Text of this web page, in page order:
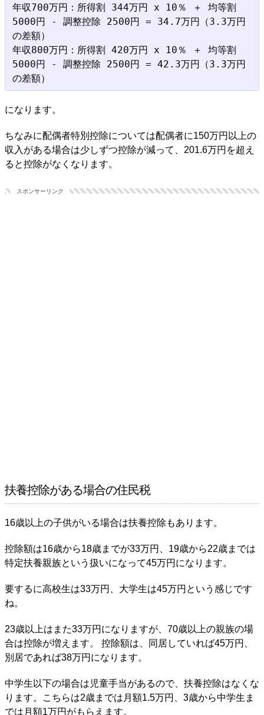
年収700万円：所得割 344万円 x 10％ ＋ 均等割
5000円 - 調整控除 2500円 = 34.7万円（3.3万円
の差額）
年収800万円：所得割 420万円 x 10％ ＋ 均等割
5000円 - 調整控除 2500円 = 42.3万円（3.3万円
になります。
ちなみに配偶者特別控除については配偶者に150万円以上の
収入がある場合は少しずつ控除が減って、201.6万円を超え
ると控除がなくなります。
スポンサーリンク
扶養控除がある場合の住民税
16歳以上の子供がいる場合は扶養控除もあります。
控除額は16歳から18歳までが33万円、19歳から22歳までは
特定扶養親族という扱いになって45万円になります。
要するに高校生は33万円、大学生は45万円という感じです
ね。
23歳以上はまた33万円になりますが、70歳以上の親族の場
合は控除が増えます。 控除額は、同居していれば45万円、
別居であれば38万円になります。
中学生以下の場合は児童手当があるので、扶養控除はなくな
ります。こちらは2歳までは月額1.5万円、3歳から中学生ま
では月額1万円がもらえます。